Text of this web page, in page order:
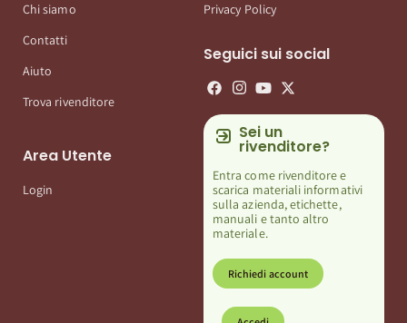
Chi siamo
Contatti
Aiuto
Trova rivenditore
Area Utente
Login
Privacy Policy
Seguici sui social
Sei un
rivenditore?
Entra come rivenditore e
scarica materiali informativi
sulla azienda, etichette,
manuali e tanto altro
materiale.
Richiedi account